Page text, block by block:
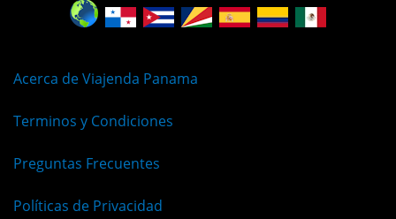
Acerca de Viajenda Panama
Terminos y Condiciones
Preguntas Frecuentes
Políticas de Privacidad